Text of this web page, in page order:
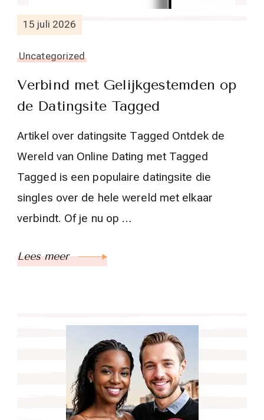
15 juli 2026
Uncategorized
Verbind met Gelijkgestemden op
de Datingsite Tagged
Artikel over datingsite Tagged Ontdek de
Wereld van Online Dating met Tagged
Tagged is een populaire datingsite die
singles over de hele wereld met elkaar
verbindt. Of je nu op …
Lees meer